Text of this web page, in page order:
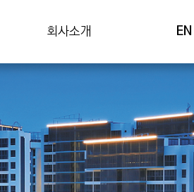
회사소개 EN